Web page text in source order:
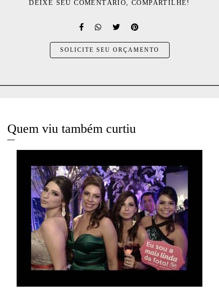
DEIXE SEU COMENTÁRIO, COMPARTILHE!
SOLICITE SEU ORÇAMENTO
Quem viu também curtiu